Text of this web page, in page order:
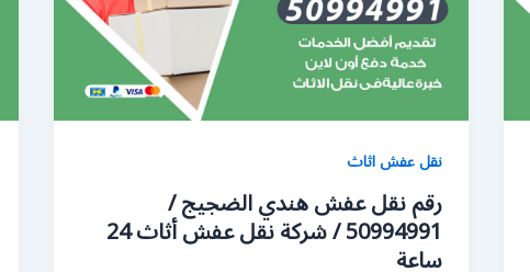
نقل عفش اثاث
رقم نقل عفش هندي الضجيج /
50994991 / شركة نقل عفش أثاث 24
ساعة